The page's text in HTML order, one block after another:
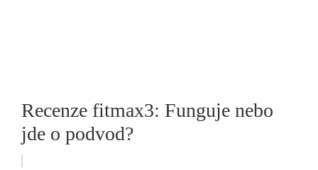
Recenze fitmax3: Funguje nebo
jde o podvod?